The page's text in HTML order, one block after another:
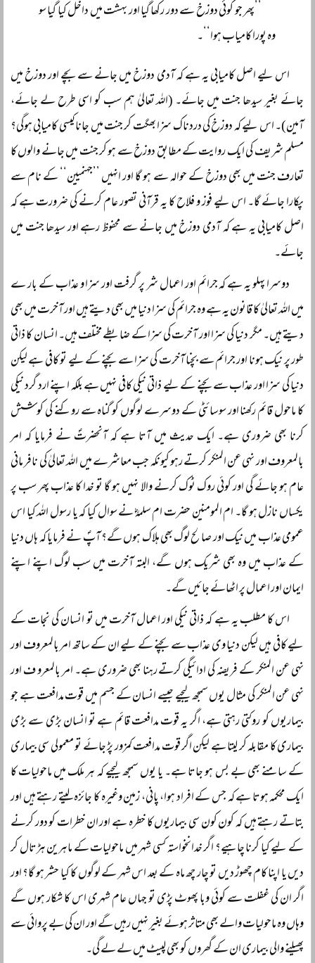
’’پھر جو کوئی دوزخ سے دور رکھا گیا اور بہشت میں داخل کیا گیا سو
وہ پورا کامیاب ہوا‘‘۔
اس لیے اصل کامیابی یہ ہے کہ آدمی دوزخ میں جانے سے بچے اور دوزخ میں
جائے بغیر سیدھا جنت میں جائے۔ (اللہ تعالیٰ ہم سب کو اسی طرح لے جائے،
آمین)۔ اس لیے کہ دوزخ کی دردناک سزا بھگت کر جنت میں جانا کیسی کامیابی ہوگی؟
مسلم شریف کی ایک روایت کے مطابق دوزخ سے ہو کر جنت میں جانے والوں کا
تعارف جنت میں بھی دوزخ کے حوالہ سے ہو گا اور انہیں ’’جہنمیین‘‘ کے نام سے
پکارا جائے گا۔ اس لیے فوز و فلاح کا یہ قرآنی تصور عام کرنے کی ضرورت ہے کہ
اصل کامیابی یہ ہے کہ آدمی دوزخ میں جانے سے محفوظ رہے اور سیدھا جنت میں
جائے۔
دوسرا پہلو یہ ہے کہ جرائم اور اعمال شر پر گرفت اور سزا و عذاب کے بار ے
میں اللہ تعالیٰ کا قانون یہ ہے وہ جرائم کی سزا دنیا میں بھی دیتے ہیں اور آخرت میں بھی
دیتے ہیں۔ مگر دنیا کی سزا اور آخرت کی سزا کے ضابطے مختلف ہیں۔ انسان کا ذاتی
طور پر نیک ہونا اور جرائم سے بچنا آخرت کی سزا سے بچنے کے لیے تو کافی ہے لیکن
دنیا کی سزا اور عذاب سے بچنے کے لیے ذاتی نیکی کافی نہیں ہے بلکہ اپنے ارد گرد نیکی
کا ماحول قائم رکھنا اور سوسائٹی کے دوسرے لوگوں کو گناہ سے روکنے کی کوشش
کرنا بھی ضروری ہے۔ ایک حدیث میں آتا ہے کہ آنحضرتؐ نے فرمایا کہ امر
بالمعروف اور نہی عن المنکر کرتے رہو کیونکہ جب معاشرے میں اللہ تعالیٰ کی نافر مانی
عام ہو جائے گی اور کوئی روک ٹوک کرنے والا نہیں ہو گا تو خدا کا عذاب پھر سب پر
یکساں نازل ہو گا۔ ام المومنین حضرت ام سلمہؓ نے سوال کیا کہ یا رسول اللہ کیا اس
عمومی عذاب میں نیک اور صالح لوگ بھی ہلاک ہوں گے؟ آپؐ نے فرمایا کہ ہاں دنیا
کے عذاب میں وہ بھی شریک ہوں گے، البتہ آخرت میں سب لوگ اپنے اپنے
ایمان اور اعمال پر اٹھائے جائیں گے۔
اس کا مطلب یہ ہے کہ ذاتی نیکی اور اعمال آخرت میں تو انسان کی نجات کے
لیے کافی ہیں لیکن دنیا وی عذاب سے بچنے کے لیے ان کے ساتھ امر بالمعروف اور
نہی عن المنکر کے فریضہ کی ادائیگی کرتے رہنا بھی ضروری ہے۔ امر بالمعرو ف اور
نہی عن المنکر کی مثال یوں سمجھ لیجیے جیسے انسان کے جسم میں قوت مدافعت ہے جو
بیماریوں کو روکتی رہتی ہے، اگر یہ قوت مدافعت قائم ہے تو انسان بڑی سے بڑی
بیماری کا مقابلہ کر لیتا ہے لیکن اگر قوت مدافعت کمزور پڑ جائے تو معمولی سی بیماری
کے سامنے بھی بے بس ہو جاتا ہے۔ یا یوں سمجھ لیجیے کہ ہر ملک میں ماحولیات کا
ایک محکمہ ہوتا ہے کہ جس کے افراد ہوا، پانی، زمین وغیرہ کا جائزہ لیتے رہتے ہیں اور
بتاتے رہتے ہیں کہ کون کون سی بیماریوں کا خطرہ ہے اور ان خطرات کو دور کرنے
کے لیے کیا کرنا چاہیے؟ اگر خدانخواستہ کسی شہر میں ماحولیات کے ماہرین ہڑتال کر
دیں یا اپنا کام چھوڑ دیں تو چار چھ ماہ کے بعد اس شہر کے لوگوں کا کیا حشر ہو گا؟ اور
اگر ان کی غفلت سے کوئی وبا پھوٹ پڑی تو جہاں عام شہری اس کا شکار ہوں گے
وہاں وہ ماحولیات والے بھی متاثر ہوئے بغیر نہیں رہیں گے اور ان کی بے پروائی سے
پھیلنے والی بیماری ان کے گھروں کو بھی لپیٹ میں لے لے گی۔